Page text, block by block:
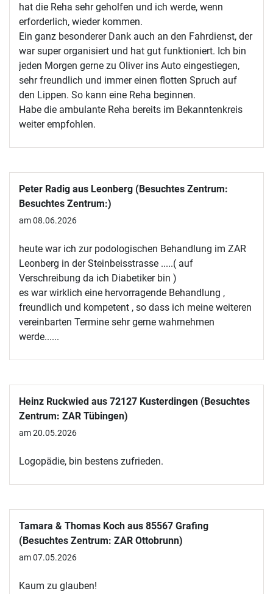
hat die Reha sehr geholfen und ich werde, wenn
erforderlich, wieder kommen.
Ein ganz besonderer Dank auch an den Fahrdienst, der
war super organisiert und hat gut funktioniert. Ich bin
jeden Morgen gerne zu Oliver ins Auto eingestiegen,
sehr freundlich und immer einen flotten Spruch auf
den Lippen. So kann eine Reha beginnen.
Habe die ambulante Reha bereits im Bekanntenkreis
weiter empfohlen.
Peter Radig aus Leonberg (Besuchtes Zentrum:
Besuchtes Zentrum:)
am 08.06.2026
heute war ich zur podologischen Behandlung im ZAR
Leonberg in der Steinbeisstrasse .....( auf
Verschreibung da ich Diabetiker bin )
es war wirklich eine hervorragende Behandlung ,
freundlich und kompetent , so dass ich meine weiteren
vereinbarten Termine sehr gerne wahrnehmen
werde......
Heinz Ruckwied aus 72127 Kusterdingen (Besuchtes
Zentrum: ZAR Tübingen)
am 20.05.2026
Logopädie, bin bestens zufrieden.
Tamara & Thomas Koch aus 85567 Grafing
(Besuchtes Zentrum: ZAR Ottobrunn)
am 07.05.2026
Kaum zu glauben!